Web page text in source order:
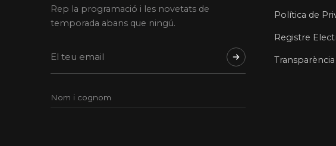
Rep la programació i les novetats de
temporada abans que ningú.
Política de
Registre
Transparència